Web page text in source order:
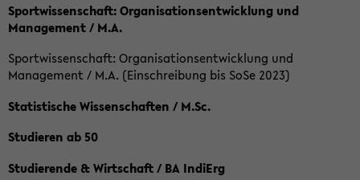
Sportwissenschaft: Organisationsentwicklung und
Management / M.A.
Sportwissenschaft: Organisationsentwicklung und
Management / M.A. (Einschreibung bis SoSe 2023)
Statistische Wissenschaften / M.Sc.
Studieren ab 50
Studierende & Wirtschaft / BA IndiErg